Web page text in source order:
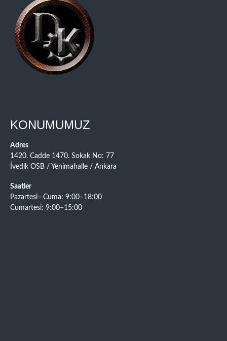
KONUMUMUZ
Adres
1420. Cadde 1470. Sokak No: 77
İvedik OSB / Yenimahalle / Ankara
Saatler
Pazartesi—Cuma: 9:00–18:00
Cumartesi: 9:00–15:00